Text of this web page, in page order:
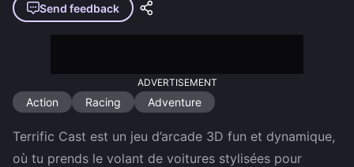
Send feedback
ADVERTISEMENT
Action Racing Adventure
Terrific Cast est un jeu d’arcade 3D fun et dynamique,
où tu prends le volant de voitures stylisées pour